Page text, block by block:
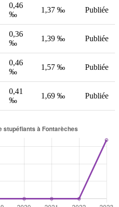
0,46
‰
1,37 ‰ Publiée
0,36
‰
1,39 ‰ Publiée
0,46
‰
1,57 ‰ Publiée
0,41
‰
1,69 ‰ Publiée